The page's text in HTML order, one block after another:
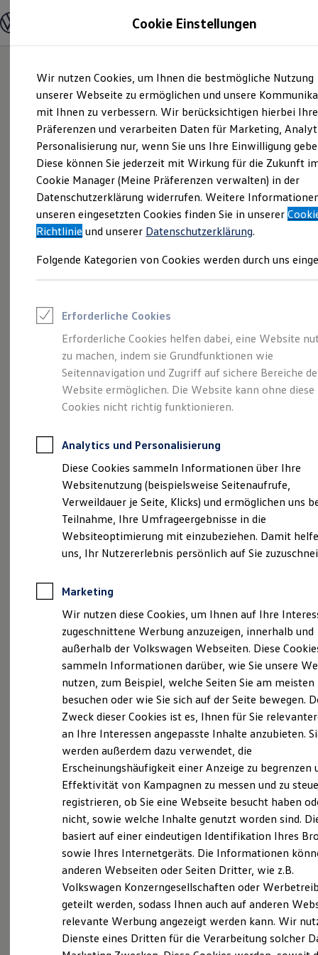
Hauptinhalt
springen
Footer
springen
Modelle und Konfigurator
Modelle vergleichen
Elektroautos
ENERGY Sondermodelle
Nutzfahrzeuge
SUV und CUV
Familienautos
Kombis
Kompaktwagen
Sportwagen
Schnell verfügbare Fahrzeuge
Angebote und Produkte
Aktuelle Angebote
E-Auto-Förderung
Volkswagen Marktplatz
Junge Gebrauchtwagen und Gebrauchtwagen
Saisonangebote
Leasing
Leasing-Angebote
Gebrauchtwagen Leasing
Junge Gebrauchtwagen-Leasing
Elektroauto Leasing
Kleinwagen-Leasing
Leasing ohne Anzahlung
Autokredit mit Schlussrate
Versicherungen und Garantien
Kfz-Versicherung
Restschuldversicherungen
Garantien
Wartungsverträge
Geschäftskunden
Professional Class bei Volkswagen
Großkunden
Behörden
Anpfiff zum Gewinn
Elektroautos
ID. Tutorials
Elektrofahrzeugkonzepte
Reichweite
Reichweite der ID. Modelle
Reichweite im Winter
Laden
Laden unterwegs
Laden Zuhause
Ladezeitensimulator
Batterie
Sicherheit
Garantie und Lebensdauer
Nachhaltigkeit
Technologie
Kosten und Kauf
Verbrauchskosten
Kaufoptionen
E-Auto-Förderung
Software und Konnektivität
Die ID. Software 6
ID. Software Versionen und Updates
Digitale Extras
Schnittstellen zu Ihrem ID.
Die ENERGY
Sondermodelle
Probefahrt vereinbaren
Fahrzeugangebot anfordern
Servicetermin buchen
Serviceanfrage stellen
Cookie Einstellungen
Wir nutzen Cookies, um Ihnen die bestmögliche Nutzung
unserer Webseite zu ermöglichen und unsere
mit Ihnen zu verbessern. Wir berücksichtigen hierbei Ihre
Präferenzen und verarbeiten Daten für Marketing,
Personalisierung nur, wenn Sie uns Ihre Einwilligung
Diese können Sie jederzeit mit Wirkung für die Zukunft
Cookie Manager (Meine Präferenzen verwalten) in der
Datenschutzerklärung widerrufen. Weitere
unseren eingesetzten Cookies finden Sie in unserer
Richtlinie und unserer Datenschutzerklärung.
Folgende Kategorien von Cookies werden durch uns
Erforderliche Cookies
Erforderliche Cookies helfen dabei, eine Website
zu machen, indem sie Grundfunktionen wie
Seitennavigation und Zugriff auf sichere Bereiche
Website ermöglichen. Die Website kann ohne diese
Cookies nicht richtig funktionieren.
Analytics und Personalisierung
Diese Cookies sammeln Informationen über Ihre
Websitenutzung (beispielsweise Seitenaufrufe,
Verweildauer je Seite, Klicks) und ermöglichen uns
Teilnahme, Ihre Umfrageergebnisse in die
Websiteoptimierung mit einzubeziehen. Damit
uns, Ihr Nutzererlebnis persönlich auf Sie
Marketing
Wir nutzen diese Cookies, um Ihnen auf Ihre
zugeschnittene Werbung anzuzeigen, innerhalb und
außerhalb der Volkswagen Webseiten. Diese
sammeln Informationen darüber, wie Sie unsere
nutzen, zum Beispiel, welche Seiten Sie am meisten
besuchen oder wie Sie sich auf der Seite bewegen.
Zweck dieser Cookies ist es, Ihnen für Sie
an Ihre Interessen angepasste Inhalte anzubieten.
werden außerdem dazu verwendet, die
Erscheinungshäufigkeit einer Anzeige zu begrenzen
Effektivität von Kampagnen zu messen und zu
registrieren, ob Sie eine Webseite besucht haben
nicht, sowie welche Inhalte genutzt worden sind.
basiert auf einer eindeutigen Identifikation Ihres
sowie Ihres Internetgeräts. Die Informationen
anderen Webseiten oder Seiten Dritter, wie z.B.
Volkswagen Konzerngesellschaften oder
geteilt werden, sodass Ihnen auch auf anderen
relevante Werbung angezeigt werden kann. Wir
Dienste eines Dritten für die Verarbeitung solcher